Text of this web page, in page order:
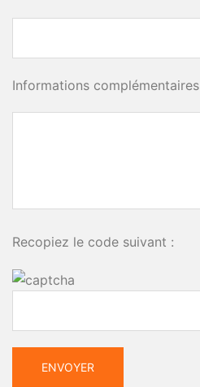
Informations complémentaires
Recopiez le code suivant :